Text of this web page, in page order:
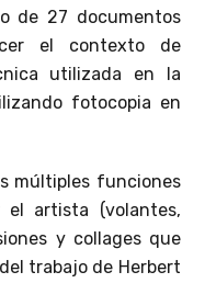
de 27 documentos
el contexto de
utilizada en la
fotocopia en
múltiples funciones
el artista (volantes,
y collages que
trabajo de Herbert